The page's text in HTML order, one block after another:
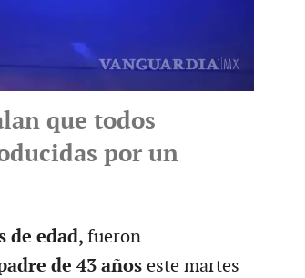
que todos
por un
de edad, fueron
de 43 añoseste martes